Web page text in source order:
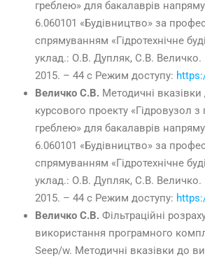
греблею» для бакалаврів
6.060101 «Будівництво» за
спрямуванням «Гідротехнічне
уклад.: О.В. Дупляк, С.В.
2015. – 44 с Режим доступу:
Величко С.В. Методичні
курсового проекту «Гідровузол
греблею» для бакалаврів
6.060101 «Будівництво» за
спрямуванням «Гідротехнічне
уклад.: О.В. Дупляк, С.В.
2015. – 44 с Режим доступу:
Величко С.В. Фільтраційні
використання програмного
Seep/w. Методичні вказівки до